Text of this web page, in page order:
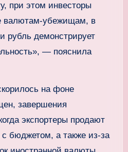
при этом инвесторы
валютам-убежищам, в
рубль демонстрирует
— пояснила
на фоне
завершения
экспортеры продают
бюджетом, а также из-за